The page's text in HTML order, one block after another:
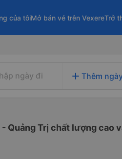
của tôiMở bán vé trên VexereTrở
ngày đi add Thêm
Quảng Trị chất lượng cao